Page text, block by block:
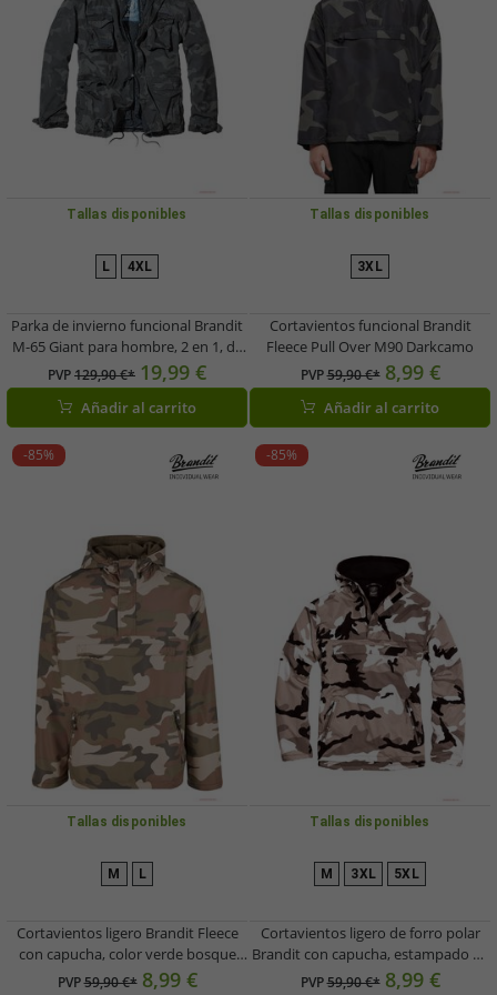
Tallas disponibles
L 4XL
Parka de invierno funcional Brandit
M-65 Giant para hombre, 2 en 1, de
algodón, camuflaje oscuro.
PVP129,90 €* 19,99 €
Añadir al carrito
Tallas disponibles
3XL
Cortavientos funcional Brandit
Fleece Pull Over M90 Darkcamo
PVP59,90 €* 8,99 €
Añadir al carrito
-85%
Tallas disponibles
M L
Cortavientos ligero Brandit Fleece
con capucha, color verde bosque
claro.
PVP59,90 €* 8,99 €
-85%
Tallas disponibles
M 3XL 5XL
Cortavientos ligero de forro polar
Brandit con capucha, estampado de
camuflaje de nieve.
PVP59,90 €* 8,99 €